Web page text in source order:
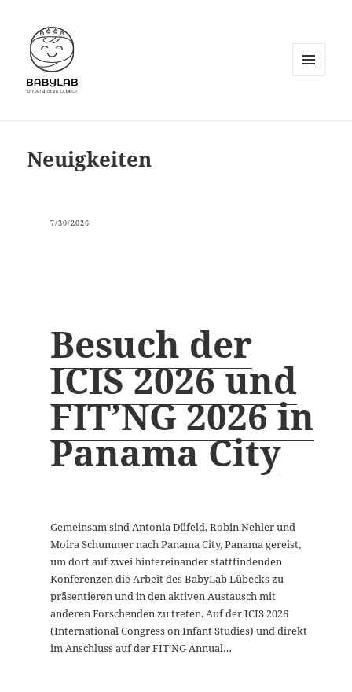
Neuigkeiten
7/30/2026
Besuch der
ICIS 2026 und
FIT’NG 2026 in
Panama City
Gemeinsam sind Antonia Düfeld, Robin Nehler und
Moira Schummer nach Panama City, Panama gereist,
um dort auf zwei hintereinander stattfindenden
Konferenzen die Arbeit des BabyLab Lübecks zu
präsentieren und in den aktiven Austausch mit
anderen Forschenden zu treten. Auf der ICIS 2026
(International Congress on Infant Studies) und direkt
im Anschluss auf der FIT’NG Annual…